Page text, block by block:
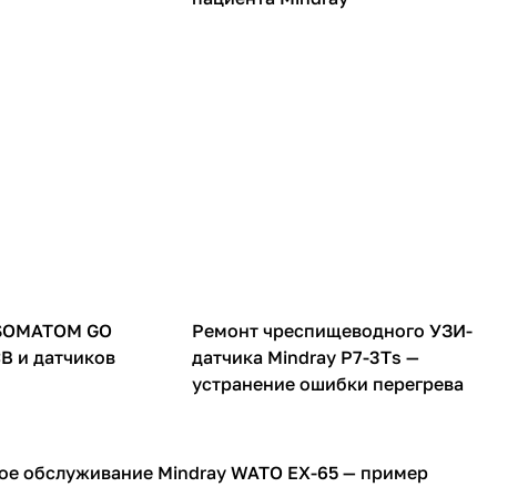
GO
и датчиков
УЗИ датчики
Ремонт чреспищеводного УЗИ-
датчика Mindray P7-3Ts —
устранение ошибки перегрева
обслуживание Mindray WATO EX-65 — пример